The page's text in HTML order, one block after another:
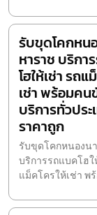
รับขุดโคกหน
หาราช บริกา
โฮให้เช่า รถแ
เช่า พร้อมคน
บริการทั่วประ
ราคาถูก
รับขุดโคกหนองน
บริการรถแบคโฮใ
แม็คโครให้เช่า พ